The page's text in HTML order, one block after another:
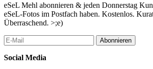
eSeL Mehl abonnieren & jeden Donnerstag
eSeL-Fotos im Postfach haben. Kostenlos.
Überraschend. >;e)
Abonnieren
Social Media